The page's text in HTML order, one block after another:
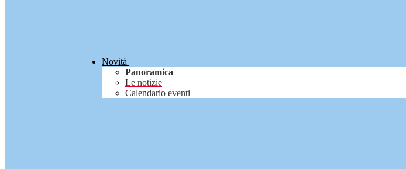
Novità
Panoramica
Le notizie
Calendario eventi